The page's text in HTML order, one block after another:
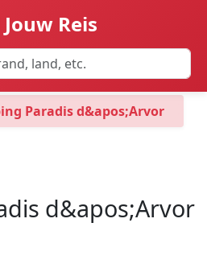
Reis
Paradis d&apos;Arvor
d&apos;Arvor